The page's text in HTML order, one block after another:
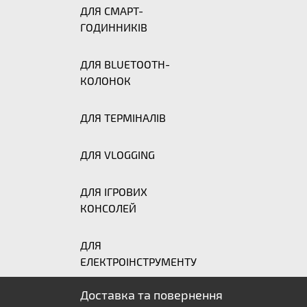
ДЛЯ СМАРТ-
ГОДИННИКІВ
ДЛЯ BLUETOOTH-
КОЛОНОК
ДЛЯ ТЕРМІНАЛІВ
ДЛЯ VLOGGING
ДЛЯ ІГРОВИХ
КОНСОЛЕЙ
ДЛЯ
ЕЛЕКТРОІНСТРУМЕНТУ
Доставка та повернення